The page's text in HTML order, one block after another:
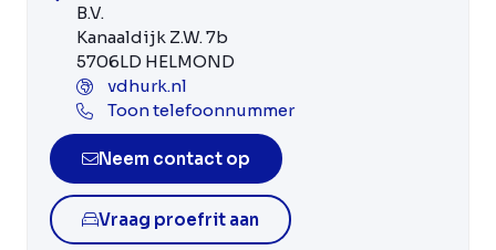
B.V.
Kanaaldijk Z.W. 7b
5706LD HELMOND
vdhurk.nl
Toon telefoonnummer
Neem contact op
Vraag proefrit aan